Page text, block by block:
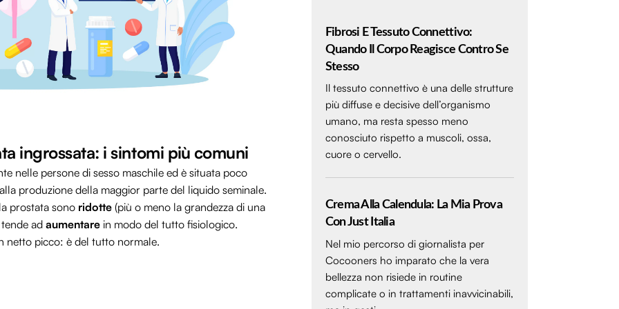
ingrossata: i sintomi più comuni
nelle persone di sesso maschile ed è situata poco
produzione della maggior parte del liquido seminale.
prostata sono ridotte (più o meno la grandezza di una
ad aumentare in modo del tutto fisiologico.
netto picco: è del tutto normale.
Fibrosi E Tessuto Connettivo:
Quando Il Corpo Reagisce Contro Se
Stesso
Il tessuto connettivo è una delle strutture
più diffuse e decisive dell’organismo
umano, ma resta spesso meno
conosciuto rispetto a muscoli, ossa,
cuore o cervello.
Crema Alla Calendula: La Mia Prova
Con Just Italia
Nel mio percorso di giornalista per
Cocooners ho imparato che la vera
bellezza non risiede in routine
complicate o in trattamenti inavvicinabili,